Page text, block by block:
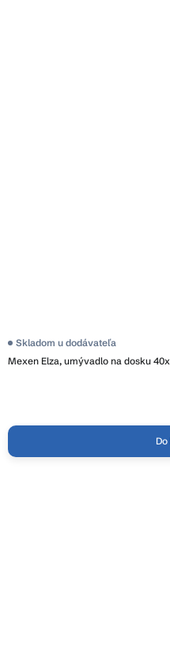
Mexen Elza, umývadlo na dosku
Skladom u dodávateľa